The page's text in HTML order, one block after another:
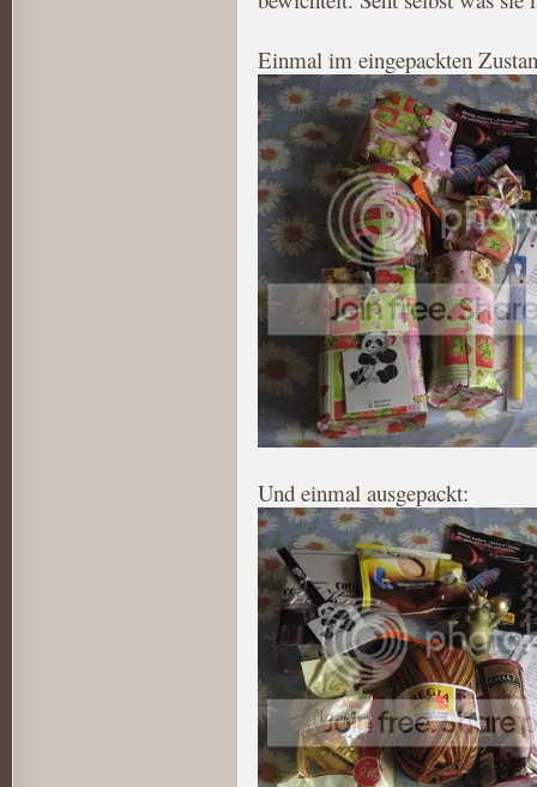
Einmal im eingepackten
Und einmal ausgepackt: